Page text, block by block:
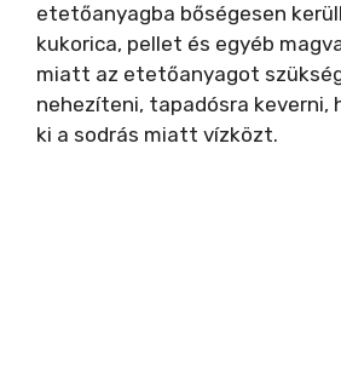
etetőanyagba bőségesen
kukorica, pellet és egyéb
miatt az etetőanyagot
nehezíteni, tapadósra keverni,
ki a sodrás miatt vízközt.